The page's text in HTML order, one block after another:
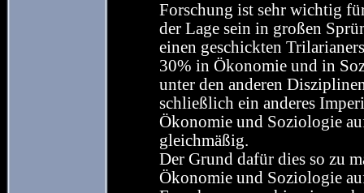
Forschung ist sehr wichtig
der Lage sein in großen
einen geschickten
30% in Ökonomie und in
unter den anderen
schließlich ein anderes
Ökonomie und Soziologie
gleichmäßig.
Der Grund dafür dies so zu
Ökonomie und Soziologie